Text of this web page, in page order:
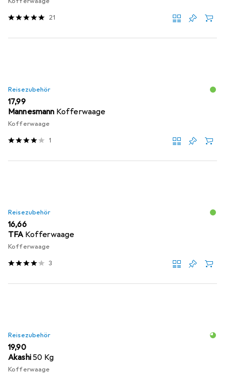
21
Reisezubehör
EUR
17,99
Mannesmann Kofferwaage
Kofferwaage
1
Reisezubehör
EUR
16,66
TFA Kofferwaage
Kofferwaage
3
Reisezubehör
EUR
19,90
Akashi50 Kg
Kofferwaage